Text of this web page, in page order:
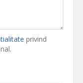
privind